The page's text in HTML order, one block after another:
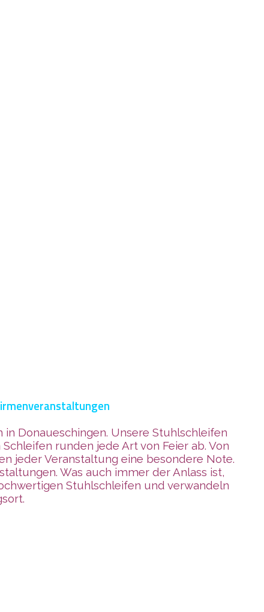
Donaueschingen. Unsere Stuhlschleifen
runden jede Art von Feier ab. Von
jeder Veranstaltung eine besondere Note.
Was auch immer der Anlass ist,
Stuhlschleifen und verwandeln